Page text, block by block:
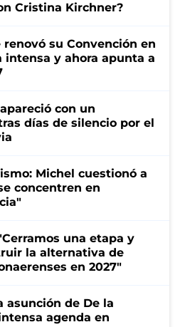
Cristina Kirchner?
renovó su Convención en
y ahora apunta a
con un
días de silencio por el
Michel cuestionó a
concentren en
una etapa y
la alternativa de
en 2027"
asunción de De la
agenda en